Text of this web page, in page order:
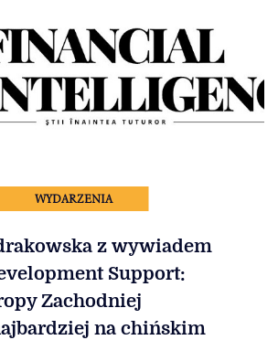
WYDARZENIA
z wywiadem
Support:
Zachodniej
na chińskim